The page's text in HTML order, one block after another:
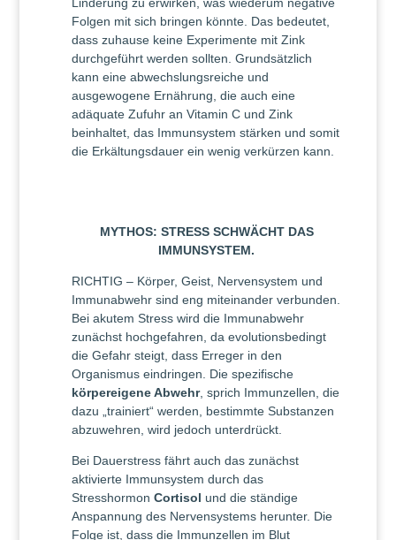
Folgen mit sich bringen könnte. Das bedeutet,
dass zuhause keine Experimente mit Zink
durchgeführt werden sollten. Grundsätzlich
kann eine abwechslungsreiche und
ausgewogene Ernährung, die auch eine
adäquate Zufuhr an Vitamin C und Zink
beinhaltet, das Immunsystem stärken und somit
die Erkältungsdauer ein wenig verkürzen kann.
MYTHOS: STRESS SCHWÄCHT DAS
IMMUNSYSTEM.
RICHTIG – Körper, Geist, Nervensystem und
Immunabwehr sind eng miteinander verbunden.
Bei akutem Stress wird die Immunabwehr
zunächst hochgefahren, da evolutionsbedingt
die Gefahr steigt, dass Erreger in den
Organismus eindringen. Die spezifische
körpereigene Abwehr, sprich Immunzellen, die
dazu „trainiert“ werden, bestimmte Substanzen
abzuwehren, wird jedoch unterdrückt.
Bei Dauerstress fährt auch das zunächst
aktivierte Immunsystem durch das
Stresshormon Cortisol und die ständige
Anspannung des Nervensystems herunter. Die
Folge ist, dass die Immunzellen im Blut